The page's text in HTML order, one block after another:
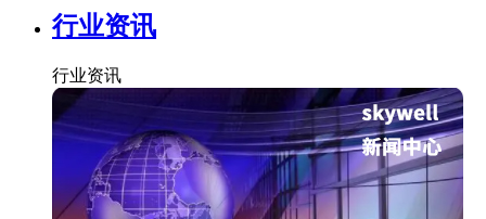
行业资讯
行业资讯